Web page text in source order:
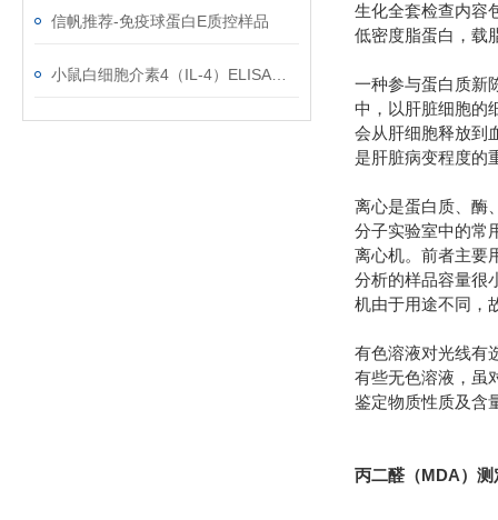
信帆推荐-免疫球蛋白E质控样品
生化全套检查内容
低密度脂蛋白，载
一种参与蛋白质新
中，以肝脏细胞的
会从肝细胞释放到
是肝脏病变程度的
离心是蛋白质、酶
分子实验室中的常
离心机。前者主要
分析的样品容量很
机由于用途不同，
有色溶液对光线有
有些无色溶液，虽
鉴定物质性质及含
丙二醛（MDA）